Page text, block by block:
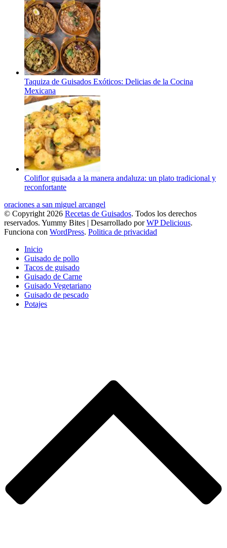
Taquiza de Guisados Exóticos: Delicias de la Cocina
Mexicana
Coliflor guisada a la manera andaluza: un plato tradicional y
reconfortante
oraciones a san miguel arcangel
© Copyright 2026 Recetas de Guisados. Todos los derechos
reservados. Yummy Bites | Desarrollado porWP Delicious.
Funciona con WordPress. Politica de privacidad
Inicio
Guisado de pollo
Tacos de guisado
Guisado de Carne
Guisado Vegetariano
Guisado de pescado
Potajes